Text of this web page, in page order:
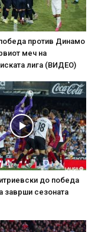
против Динамо
меч на
лига (ВИДЕО)
до победа
заврши сезоната